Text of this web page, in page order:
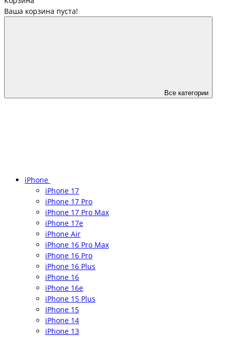
Ваша корзина пуста!
Все категории
iPhone
iPhone 17
iPhone 17 Pro
iPhone 17 Pro Max
iPhone 17e
iPhone Air
iPhone 16 Pro Max
iPhone 16 Pro
iPhone 16 Plus
iPhone 16
iPhone 16e
iPhone 15 Plus
IPhone 15
iPhone 14
iPhone 13